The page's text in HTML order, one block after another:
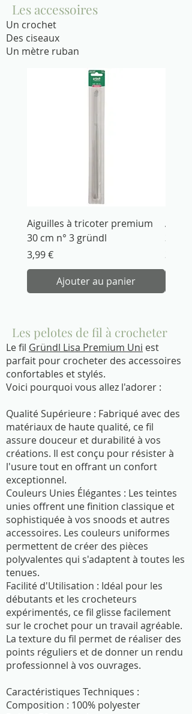
Les accessoires
Un crochet
Des ciseaux
Un mètre ruban
Aiguilles à tricoter premium
30 cm n° 3 gründl
Prix
3,99 €
Ajouter au panier
30
Prix
3,99 €
Les pelotes de fil à crocheter
Le fil Gründl Lisa Premium Uni est
parfait pour crocheter des accessoires
confortables et stylés.
Voici pourquoi vous allez l'adorer :
Qualité Supérieure : Fabriqué avec des
matériaux de haute qualité, ce fil
assure douceur et durabilité à vos
créations. Il est conçu pour résister à
l'usure tout en offrant un confort
exceptionnel.
Couleurs Unies Élégantes : Les teintes
unies offrent une finition classique et
sophistiquée à vos snoods et autres
accessoires. Les couleurs uniformes
permettent de créer des pièces
polyvalentes qui s'adaptent à toutes les
tenues.
Facilité d'Utilisation : Idéal pour les
débutants et les crocheteurs
expérimentés, ce fil glisse facilement
sur le crochet pour un travail agréable.
La texture du fil permet de réaliser des
points réguliers et de donner un rendu
professionnel à vos ouvrages.
Caractéristiques Techniques :
Composition : 100% polyester